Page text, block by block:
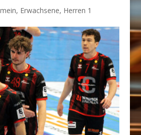
, Erwachsene, Herren 1